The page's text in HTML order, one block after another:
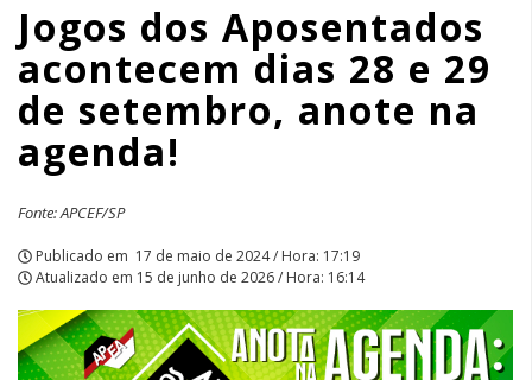
setembro,
anote
na
agenda!
|
APCEF/SP
Jogos dos Aposentados
acontecem dias 28 e 29
de setembro, anote na
agenda!
Fonte: APCEF/SP
Publicado em 17 de maio de 2024 / Hora: 17:19
Atualizado em 15 de junho de 2026 / Hora: 16:14